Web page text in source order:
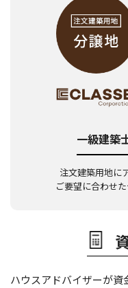
一級建築
注文建築用地に
ご要望に合わせ
ハウスアドバイザーが